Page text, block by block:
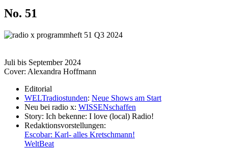
No. 51
Juli bis September 2024
Cover: Alexandra Hoffmann
Editorial
WELTradiostunden: Neue Shows am Start
Neu bei radio x: WISSENschaffen
Story: Ich bekenne: I love (local) Radio!
Redaktionsvorstellungen:
Escobar: Karl- alles Kretschmann!
WeltBeat